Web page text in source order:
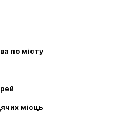
по місту
місць